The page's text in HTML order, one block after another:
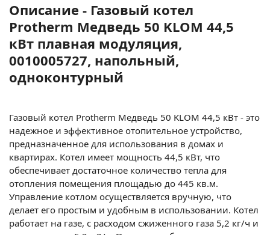
Описание - Газовый котел
Protherm Медведь 50 KLOM 44,5
кВт плавная модуляция,
0010005727, напольный,
одноконтурный
Газовый котел Protherm Медведь 50 KLOM 44,5 кВт - это
надежное и эффективное отопительное устройство,
предназначенное для использования в домах и
квартирах. Котел имеет мощность 44,5 кВт, что
обеспечивает достаточное количество тепла для
отопления помещения площадью до 445 кв.м.
Управление котлом осуществляется вручную, что
делает его простым и удобным в использовании. Котел
работает на газе, с расходом сжиженного газа 5,2 кг/ч и